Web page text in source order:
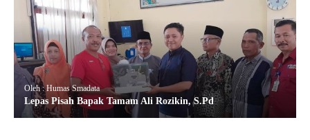
Oleh : Humas Smadata
Lepas Pisah Bapak Tamam Ali Rozikin, S.Pd